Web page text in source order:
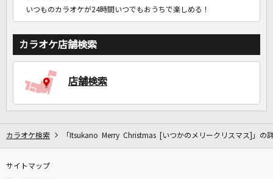
いつものカラオケが24時間いつでもおうちで楽しめる！
カラオケ店舗検索
店舗検索
カラオケ検索 「Itsukano Merry Christmas [いつかのメリークリスマス]」の
サイトマップ